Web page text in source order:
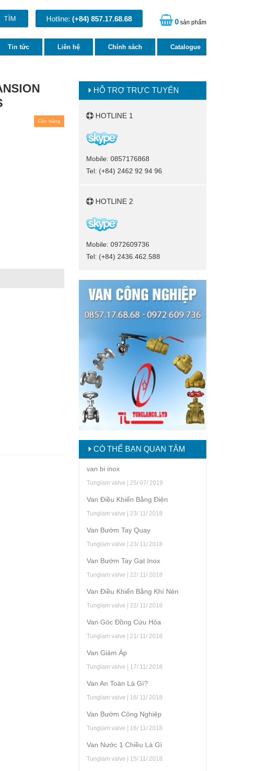
TÌM Hotline:(+84) 857.17.68.68 0sản phẩm
Tin tức Liên hệ Chính sách Catalogue
Còn hàng
HỖ TRỢ TRỰC TUYẾN
HOTLINE 1
Mobile: 0857176868
Tel: (+84) 2462 92 94 96
HOTLINE 2
Mobile: 0972609736
Tel: (+84) 2436.462.588
CÓ THỂ BẠN QUAN TÂM
van bi inox
Tunglam valve | 25/ 07/ 2019
Van Điều Khiển Bằng Điện
Tunglam valve | 23/ 11/ 2018
Van Bướm Tay Quay
Tunglam valve | 23/ 11/ 2018
Van Bướm Tay Gạt Inox
Tunglam valve | 22/ 11/ 2018
Van Điều Khiển Bằng Khí Nén
Tunglam valve | 22/ 11/ 2018
Van Góc Đồng Cứu Hỏa
Tunglam valve | 21/ 11/ 2018
Van Giảm Áp
Tunglam valve | 17/ 11/ 2018
Van An Toàn Là Gì?
Tunglam valve | 16/ 11/ 2018
Van Bướm Công Nghiệp
Tunglam valve | 16/ 11/ 2018
Van Nước 1 Chiều Là Gì
Tunglam valve | 15/ 11/ 2018